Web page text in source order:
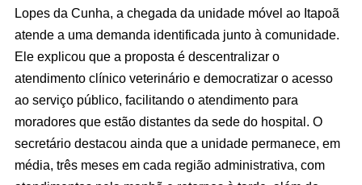
Lopes da Cunha, a chegada da unidade móvel ao Itapoã
atende a uma demanda identificada junto à comunidade.
Ele explicou que a proposta é descentralizar o
atendimento clínico veterinário e democratizar o acesso
ao serviço público, facilitando o atendimento para
moradores que estão distantes da sede do hospital. O
secretário destacou ainda que a unidade permanece, em
média, três meses em cada região administrativa, com